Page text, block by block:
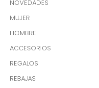
NOVEDADES
MUJER
HOMBRE
ACCESORIOS
REGALOS
REBAJAS